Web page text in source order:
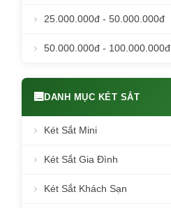
25.000.000đ - 50.000.000đ
50.000.000đ - 100.000.000đ
DANH MỤC KÉT SẮT
Két Sắt Mini
Két Sắt Gia Đình
Két Sắt Khách Sạn